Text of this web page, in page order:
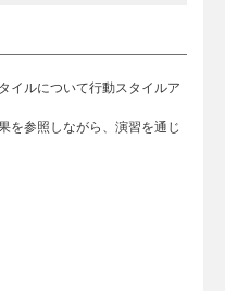
イルについて行動スタイルア
を参照しながら、演習を通じ